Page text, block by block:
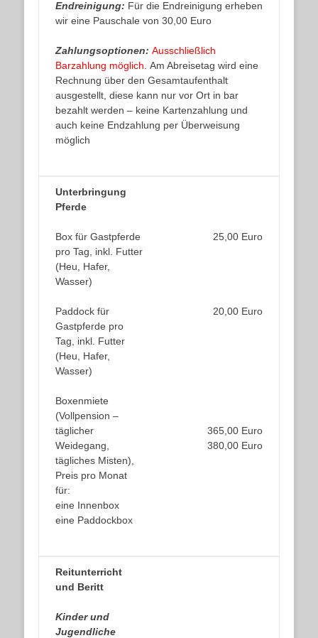
Endreinigung: Für die Endreinigung erheben
wir eine Pauschale von 30,00 Euro
Zahlungsoptionen: Ausschließlich
Barzahlung möglich. Am Abreisetag wird eine
Rechnung über den Gesamtaufenthalt
ausgestellt, diese kann nur vor Ort in bar
bezahlt werden – keine Kartenzahlung und
auch keine Endzahlung per Überweisung
möglich
Unterbringung
Pferde
Box für Gastpferde
pro Tag, inkl. Futter
(Heu, Hafer,
Wasser)
25,00 Euro
Paddock für
Gastpferde pro
Tag, inkl. Futter
(Heu, Hafer,
Wasser)
20,00 Euro
Boxenmiete
(Vollpension –
täglicher
Weidegang,
tägliches Misten),
Preis pro Monat
für:
eine Innenbox
eine Paddockbox
365,00 Euro
380,00 Euro
Reitunterricht
und Beritt
Kinder und
Jugendliche